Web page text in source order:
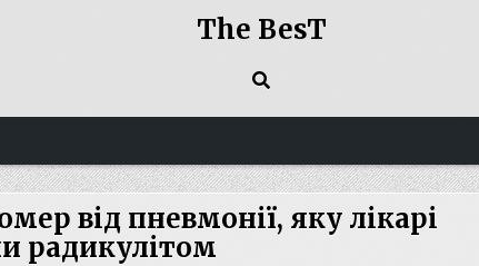
The BesT
від пневмонії, яку лікарі
радикулітом